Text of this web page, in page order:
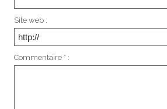
Site web :
Commentaire * :